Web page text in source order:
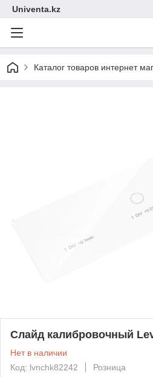
Univenta.kz
Каталог товаров интернет
Слайд калибровочный
Нет в наличии
Код: lvnchk82242
Розница